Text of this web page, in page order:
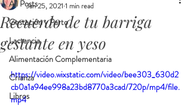
All Posts
Gestación y Parto
Lactancia
Alimentación Complementaria
Crianza
Libros
Recuerdo de tu barriga
gestante en yeso
Jan 25, 2021 1 min read
https://video.wixstatic.com/video/bee303_630d2
cb0a1a94ee998a23bd8770a3cad/720p/mp4/file.
mp4